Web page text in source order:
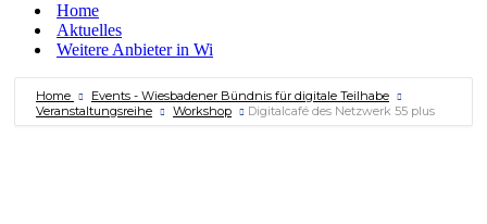
Home
Aktuelles
Weitere Anbieter in Wi
Home
Events - Wiesbadener Bündnis für digitale Teilhabe
Veranstaltungsreihe
Workshop Digitalcafé des Netzwerk 55 plus